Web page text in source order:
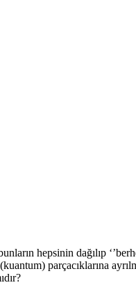
hepsinin dağılıp
parçacıklarına